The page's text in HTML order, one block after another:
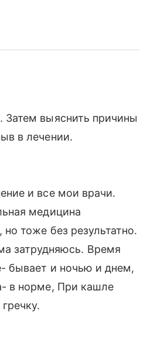
Затем выяснить причины
в лечении.
и все мои врачи.
медицина
тоже без результатно.
затрудняюсь. Время
бывает и ночью и днем,
в норме, При кашле